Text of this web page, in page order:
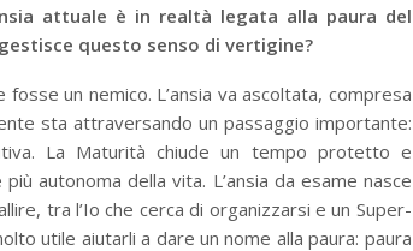
attuale è in realtà legata alla paura del
questo senso di vertigine?
un nemico. L’ansia va ascoltata, compresa
sta attraversando un passaggio importante:
La Maturità chiude un tempo protetto e
autonoma della vita. L’ansia da esame nasce
tra l’Io che cerca di organizzarsi e un Super-
utile aiutarli a dare un nome alla paura: paura